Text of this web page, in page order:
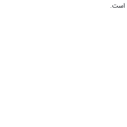
است.